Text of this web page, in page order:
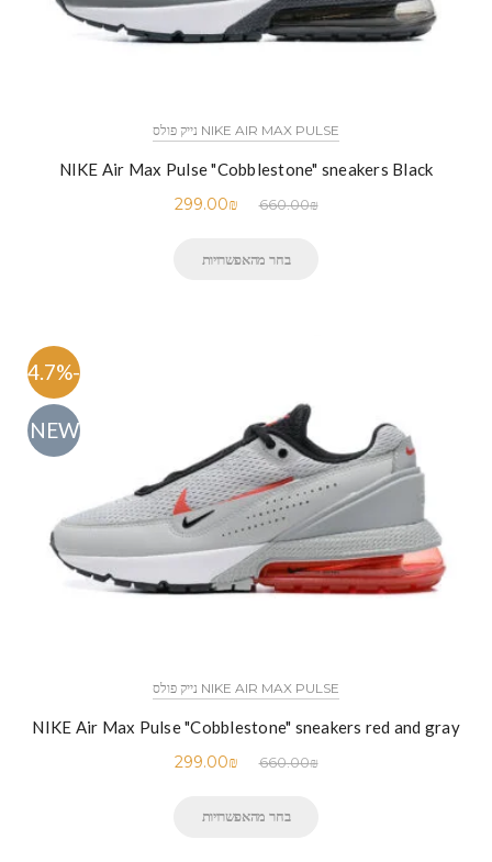
NIKE AIR MAX PULSE נייק פולס
NIKE Air Max Pulse "Cobblestone" sneakers Black
660.00₪
299.00₪
בחר מהאפשרויות
-54.7%
NEW
NIKE AIR MAX PULSE נייק פולס
NIKE Air Max Pulse "Cobblestone" sneakers red and gray
660.00₪
299.00₪
בחר מהאפשרויות